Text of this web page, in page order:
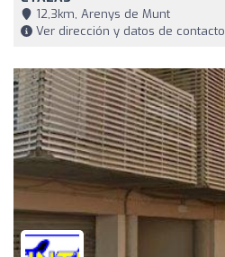
12,3km, Arenys de Munt
Ver dirección y datos de contacto